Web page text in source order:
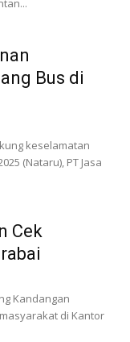
Bus di
keselamatan
(Nataru), PT Jasa
Cek
Kandangan
di Kantor